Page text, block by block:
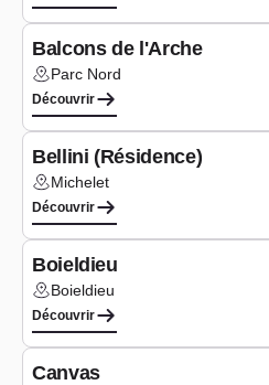
Balcons de l'Arche
Lieu :Parc Nord
Découvrir
Bellini (Résidence)
Lieu :Michelet
Découvrir
Boieldieu
Lieu :Boieldieu
Découvrir
Canvas